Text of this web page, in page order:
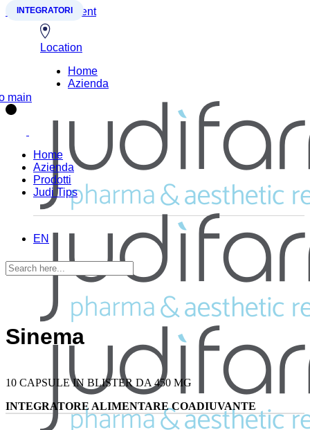
Skip to the content
Location
Home
Azienda
Home
Azienda
Prodotti
Judi Tips
EN
Sinema
INTEGRATORI
10 CAPSULE IN BLISTER DA 450 MG
INTEGRATORE ALIMENTARE COADIUVANTE